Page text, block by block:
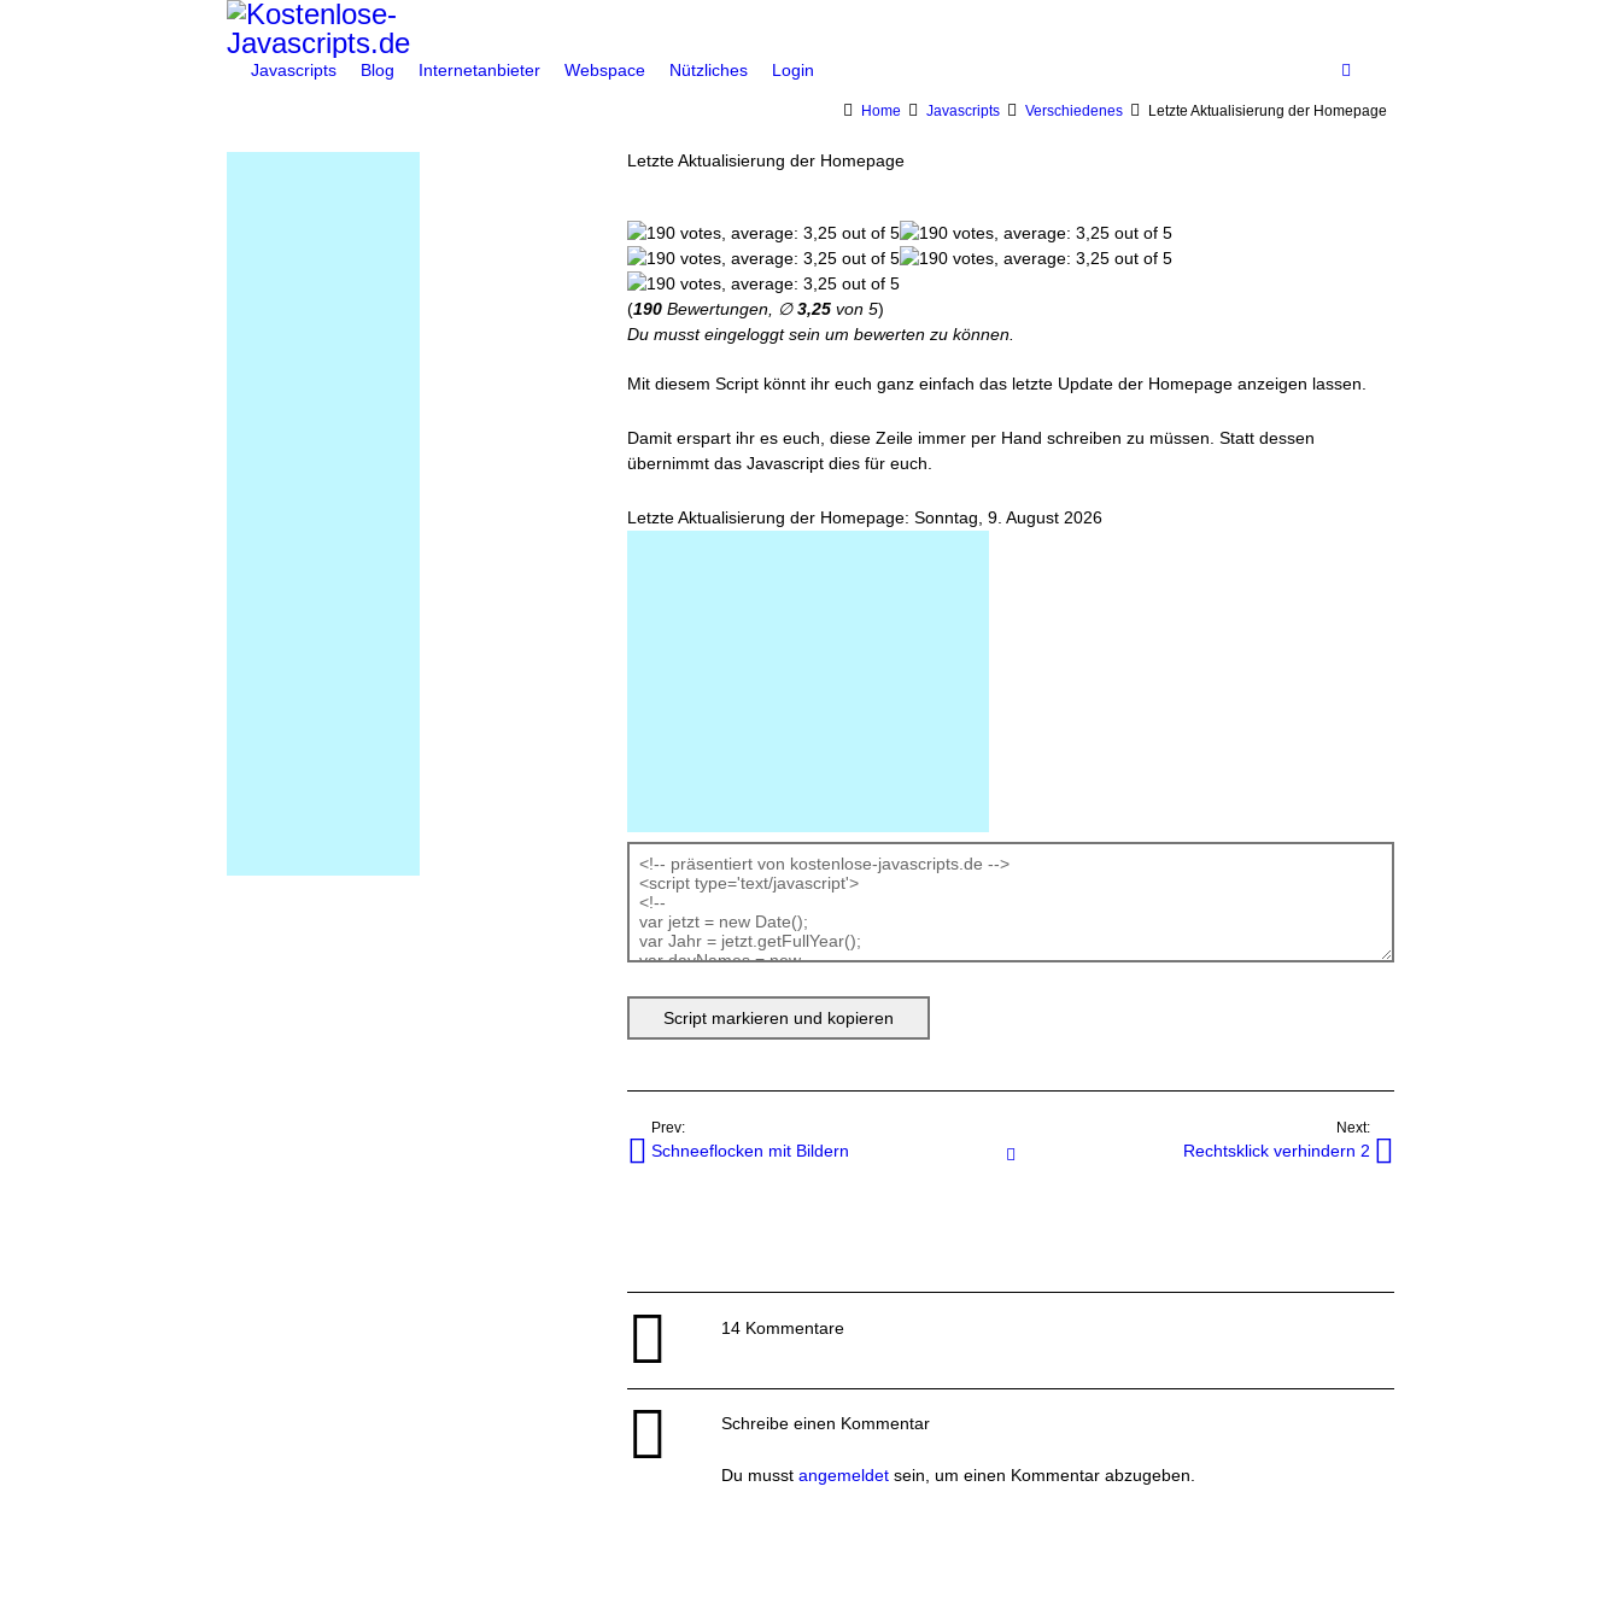
Javascripts Blog Internetanbieter Webspace Nützliches Login
Home Javascripts Verschiedenes Letzte Aktualisierung der Homepage
Letzte Aktualisierung der Homepage
(190 Bewertungen, ∅3,25 von 5)
Du musst eingeloggt sein um bewerten zu können.
Mit diesem Script könnt ihr euch ganz einfach das letzte Update der Homepage anzeigen lassen.
Damit erspart ihr es euch, diese Zeile immer per Hand schreiben zu müssen. Statt dessen
übernimmt das Javascript dies für euch.
Letzte Aktualisierung der Homepage: Sonntag, 9. August 2026
Prev:
Schneeflocken mit Bildern
Next:
Rechtsklick verhindern 2
14 Kommentare
Schreibe einen Kommentar
Du musst angemeldet sein, um einen Kommentar abzugeben.